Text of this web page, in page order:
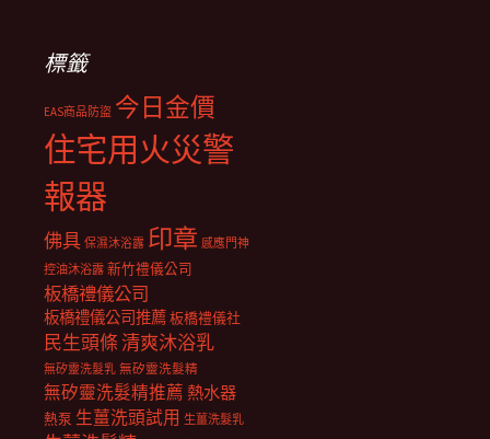
標籤
EAS商品防盜 今日金價
住宅用火災警
報器
佛具 保濕沐浴露 印章 感應門神
控油沐浴露 新竹禮儀公司
板橋禮儀公司
板橋禮儀公司推薦板橋禮儀社
民生頭條清爽沐浴乳
無矽靈洗髮乳 無矽靈洗髮精
無矽靈洗髮精推薦 熱水器
熱泵 生薑洗頭試用 生薑洗髮乳